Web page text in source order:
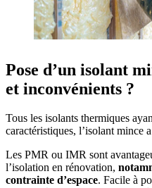
Pose d’un isolant
et inconvénients ?
Tous les isolants thermiques
caractéristiques, l’isolant mince
Les PMR ou IMR sont
l’isolation en rénovation,
contrainte d’espace. Facile à